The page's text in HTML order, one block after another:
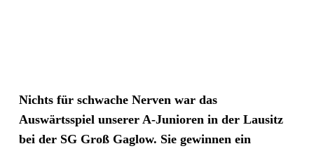
Nichts für schwache Nerven war das
Auswärtsspiel unserer A-Junioren in der Lausitz
bei der SG Groß Gaglow. Sie gewinnen ein